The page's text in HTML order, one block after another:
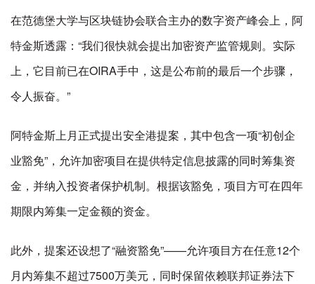
在范德堡大学与区块链协会联合主办的数字资产峰会上，阿
特金斯透露：“我们很快就会提出加密资产监管规则。实际
上，它目前已在OIRA手中，这是公布前的最后一个步骤，
令人振奋。”
阿特金斯上月正式提出安全港提案，其中包含一项“初创企
业豁免”，允许加密项目在提供特定信息披露的同时筹集资
金，并纳入投资者保护机制。根据该豁免，项目方可在四年
期限内筹集一定金额的资金。
此外，提案还设想了“融资豁免”——允许项目方在任意12个
月内筹集不超过7500万美元，同时保留依赖联邦证券法下